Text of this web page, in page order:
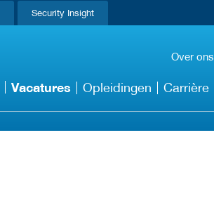
Security Insight
Over ons
Vacatures Opleidingen Carrière